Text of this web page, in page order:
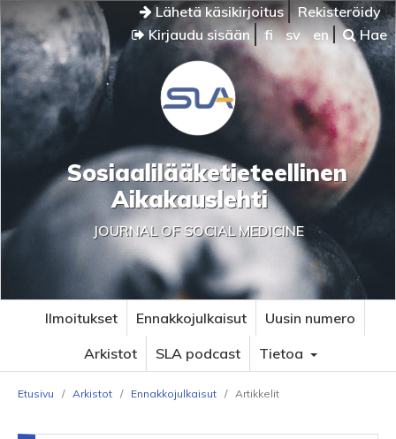
Lähetä käsikirjoitus
Rekisteröidy
Kirjaudu sisään
fi sv en Hae
Sosiaalilääketieteellinen
Aikakauslehti
JOURNAL OF SOCIAL MEDICINE
Ilmoitukset Ennakkojulkaisut
Uusin numero
Arkistot
SLA podcast Tietoa
Etusivu / Arkistot / Ennakkojulkaisut / Artikkelit